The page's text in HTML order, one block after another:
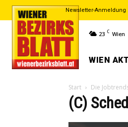
Newsletter-Anmeldung
23 C Wien
WIEN
Start Die
(C)